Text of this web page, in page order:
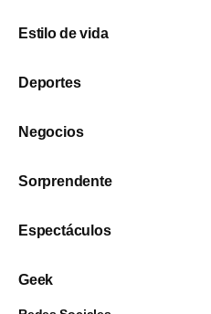
Estilo de vida
Deportes
Negocios
Sorprendente
Espectáculos
Geek